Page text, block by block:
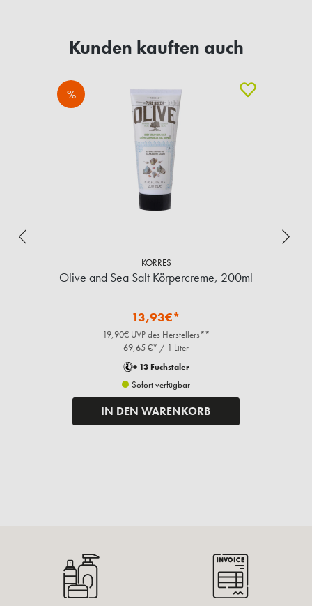
Kunden kauften auch
%
KORRES
Olive and Sea Salt Körpercreme, 200ml
13,93€*
19,90€ UVP des Herstellers**
69,65 €* / 1 Liter
+ 13 Fuchstaler
Sofort verfügbar
IN DEN WARENKORB